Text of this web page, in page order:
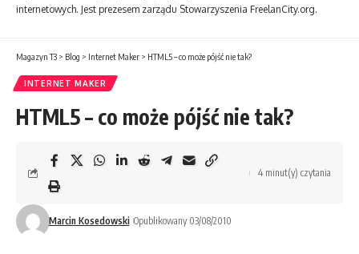
internetowych. Jest prezesem zarządu Stowarzyszenia FreelanCity.org.
Magazyn T3 > Blog > Internet Maker > HTML5 – co może pójść nie tak?
INTERNET MAKER
HTML5 – co może pójść nie tak?
Marcin Kosedowski Opublikowany 03/08/2010
4 minut(y) czytania